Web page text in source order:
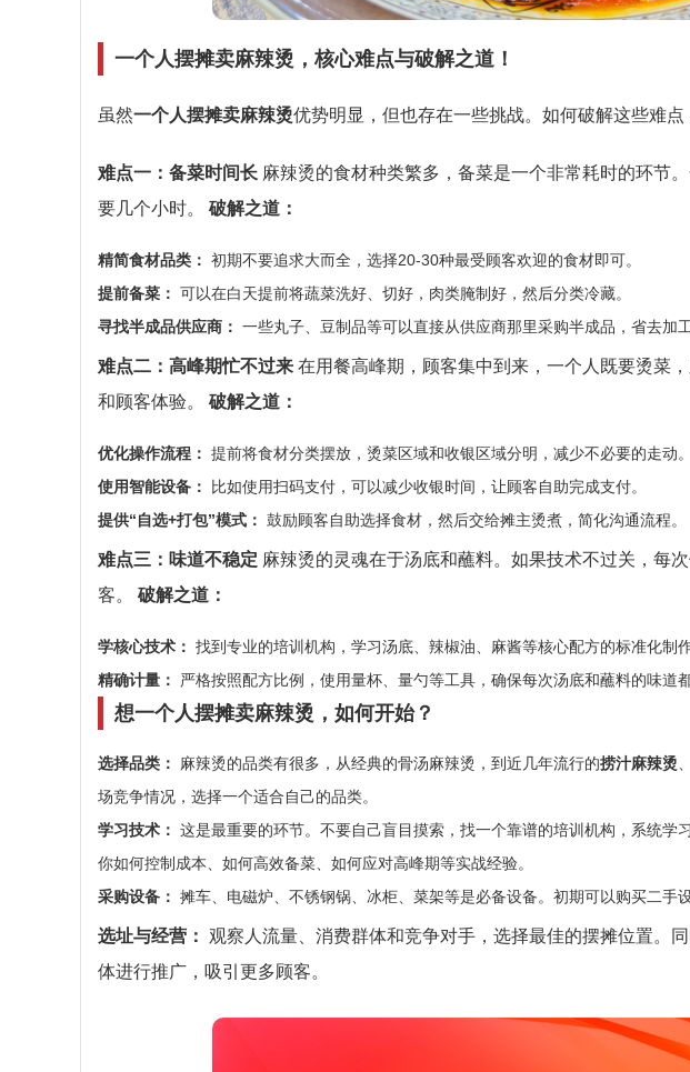
一个人摆摊卖麻辣烫，核心难点与破解之道！
虽然一个人摆摊卖麻辣烫优势明显，但也存在一些挑战。如何破解这些难点
难点一：备菜时间长 麻辣烫的食材种类繁多，备菜是一个非常耗时的环节
要几个小时。 破解之道：
精简食材品类： 初期不要追求大而全，选择20-30种最受顾客欢迎的食材即可。
提前备菜： 可以在白天提前将蔬菜洗好、切好，肉类腌制好，然后分类冷藏。
寻找半成品供应商： 一些丸子、豆制品等可以直接从供应商那里采购半成品，省去加工
难点二：高峰期忙不过来 在用餐高峰期，顾客集中到来，一个人既要烫菜
和顾客体验。 破解之道：
优化操作流程： 提前将食材分类摆放，烫菜区域和收银区域分明，减少不必要的走动。
使用智能设备：
比如使用扫码支付，可以减少收银时间，让顾客自助完成支付。
提供“自选+打包”模式： 鼓励顾客自助选择食材，然后交给摊主烫煮，简化沟通流程。
难点三：味道不稳定 麻辣烫的灵魂在于汤底和蘸料。如果技术不过关，每
客。 破解之道：
学核心技术： 找到专业的培训机构，学习汤底、辣椒油、麻酱等核心配方的标准化制作
精确计量：
严格按照配方比例，使用量杯、量勺等工具，确保每次汤底和蘸料的味道
想一个人摆摊卖麻辣烫，如何开始？
选择品类： 麻辣烫的品类有很多，从经典的骨汤麻辣烫，到近几年流行的捞汁麻辣烫、
场竞争情况，选择一个适合自己的品类。
学习技术： 这是最重要的环节。不要自己盲目摸索，找一个靠谱的培训机构，系统学
你如何控制成本、如何高效备菜、如何应对高峰期等实战经验。
采购设备： 摊车、电磁炉、不锈钢锅、冰柜、菜架等是必备设备。初期可以购买二手
选址与经营： 观察人流量、消费群体和竞争对手，选择最佳的摆摊位置。
体进行推广，吸引更多顾客。